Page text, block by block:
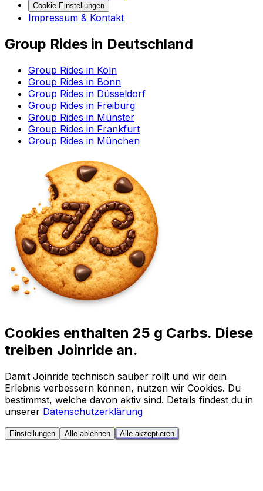
Cookie-Einstellungen
Impressum & Kontakt
Group Rides in Deutschland
Group Rides in Köln
Group Rides in Bonn
Group Rides in Düsseldorf
Group Rides in Freiburg
Group Rides in Münster
Group Rides in Frankfurt
Group Rides in München
Cookies enthalten 25 g Carbs. Diese
treiben Joinride an.
Damit Joinride technisch sauber rollt und wir dein
Erlebnis verbessern können, nutzen wir Cookies. Du
bestimmst, welche davon aktiv sind. Details findest du in
unserer Datenschutzerklärung
Einstellungen Alle ablehnen Alle akzeptieren